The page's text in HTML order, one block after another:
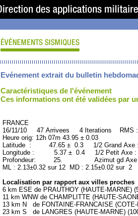
Evénement extrait du bulletin
Caractéristiques de l'événement
Ces informations ont été validées par
FRANCE ORID :
16/11/10 47 Arrivees 4 Iterations RMS
Heure orig: 12h 07m 43.95 ± 0.03
Latitude : 47.65 ± 0.3 1/2 Grand
Longitude : 5.37 ± 0.4 1/2 Petit Axe
Profondeur: 25. Azimut gd Axe :
ML : 2.13±0.32 sur 12 MD : 2.15±0.02 sur 2
Localisation par rapport aux villes proches
6 km ESE de PRAUTHOY (HAUTE-MARNE)
11 km WNW de CHAMPLITTE (HAUTE-
13 km N de FONTAINE-FRANCAISE (COTE-
23 km S de LANGRES (HAUTE-MARNE)